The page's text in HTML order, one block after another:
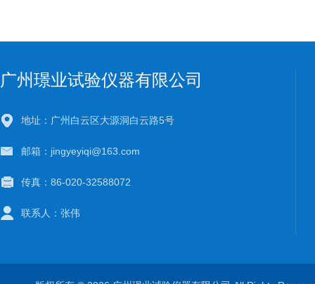
广州璟业试验仪器有限公司
地址：广州白云区大源洞白云路5号
邮箱：jingyeyiqi@163.com
传真：86-020-32588072
联系人：张伟